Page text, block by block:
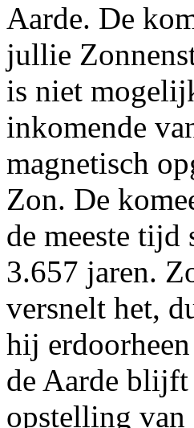
Aarde. De
jullie
is niet
inkomende
magnetisch
Zon. De
de meeste tijd
3.657 jaren.
versnelt het,
hij
de Aarde
opstelling